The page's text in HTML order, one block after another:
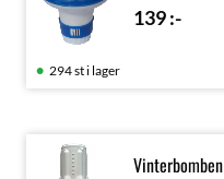
139:-
294 st i lager
Vinterbomben